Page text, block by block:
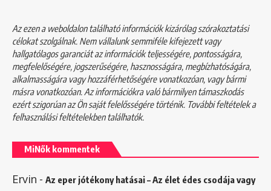
Az ezen a weboldalon található információk kizárólag szórakoztatási
célokat szolgálnak. Nem vállalunk semmiféle kifejezett vagy
hallgatólagos garanciát az információk teljességére, pontosságára,
megfelelőségére, jogszerűségére, hasznosságára, megbízhatóságára,
alkalmasságára vagy hozzáférhetőségére vonatkozóan, vagy bármi
másra vonatkozóan. Az információkra való bármilyen támaszkodás
ezért szigorúan az Ön saját felelősségére történik. További feltételek a
felhasználási feltételekbentalálhatók.
MiNők kommentek
Ervin - Az eper jótékony hatásai – Az élet édes csodája vagy